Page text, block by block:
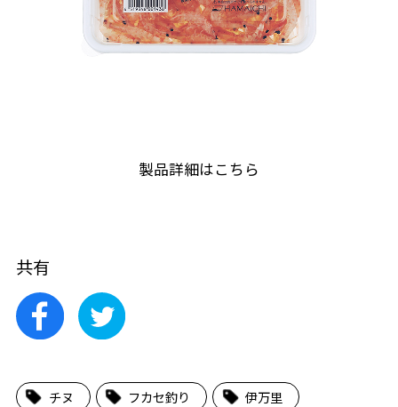
製品詳細はこちら
共有
チヌ フカセ釣り
伊万里